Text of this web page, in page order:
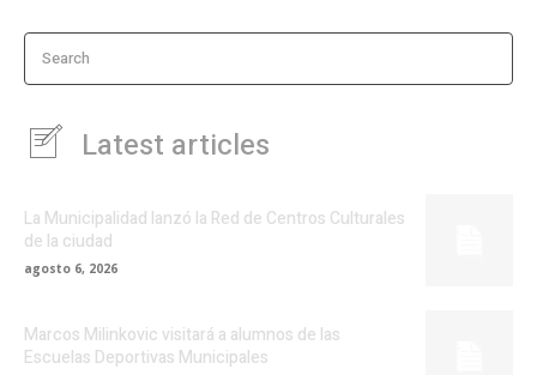
Search
Latest articles
La Municipalidad lanzó la Red de Centros Culturales
de la ciudad
agosto 6, 2026
Marcos Milinkovic visitará a alumnos de las
Escuelas Deportivas Municipales